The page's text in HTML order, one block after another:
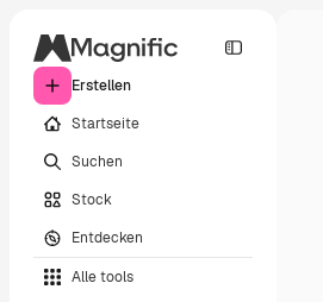
Erstellen
Startseite
Suchen
Stock
Entdecken
Alle tools